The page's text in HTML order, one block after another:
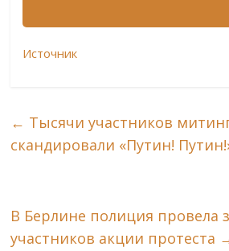
Источник
← Тысячи участников
скандировали «Путин!
В Берлине полиция провела
участников акции протеста